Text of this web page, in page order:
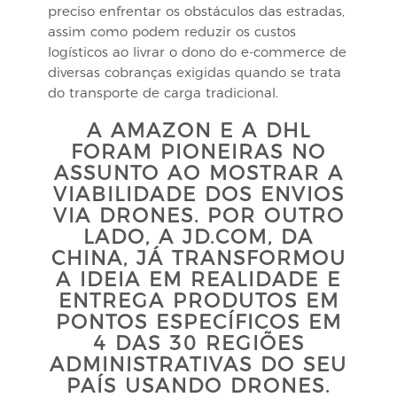
preciso enfrentar os obstáculos das estradas,
assim como podem reduzir os custos
logísticos ao livrar o dono do e-commerce de
diversas cobranças exigidas quando se trata
do transporte de carga tradicional.
A AMAZON E A DHL
FORAM PIONEIRAS NO
ASSUNTO AO MOSTRAR A
VIABILIDADE DOS ENVIOS
VIA DRONES. POR OUTRO
LADO, A JD.COM, DA
CHINA, JÁ TRANSFORMOU
A IDEIA EM REALIDADE E
ENTREGA PRODUTOS EM
PONTOS ESPECÍFICOS EM
4 DAS 30 REGIÕES
ADMINISTRATIVAS DO SEU
PAÍS USANDO DRONES.